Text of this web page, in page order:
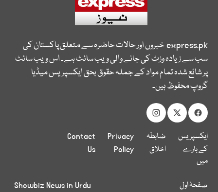
express.pkخبروں اور حالات حاضرہ سے متعلق پاکستان کی
سب سے زیادہ وزٹ کی جانے والی ویب سائٹ ہے۔ اس ویب سائٹ
پر شائع شدہ تمام مواد کے جملہ حقوق بحق ایکسپریس میڈیا
گروپ محفوظ ہیں۔
ایکسپریس
کے بارے
میں
ضابطہ
اخلاق
Privacy
Policy
Contact
Us
صفحۂ اول
Showbiz News in Urdu